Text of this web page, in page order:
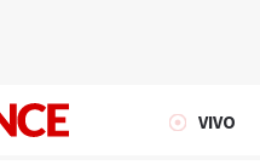
VIVO